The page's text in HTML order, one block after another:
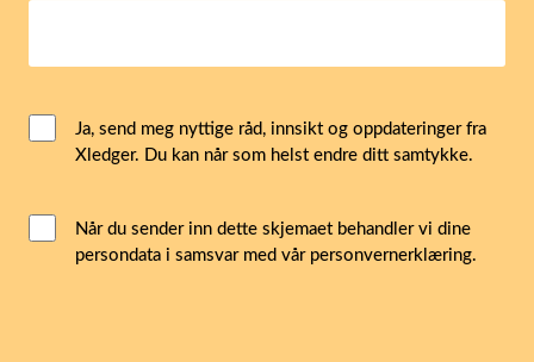
Email
Consent
Ja, send meg nyttige råd, innsikt og oppdateringer fra
Xledger. Du kan når som helst endre ditt samtykke.
Interacted
Når du sender inn dette skjemaet behandler vi dine
persondata i samsvar med vår personvernerklæring.